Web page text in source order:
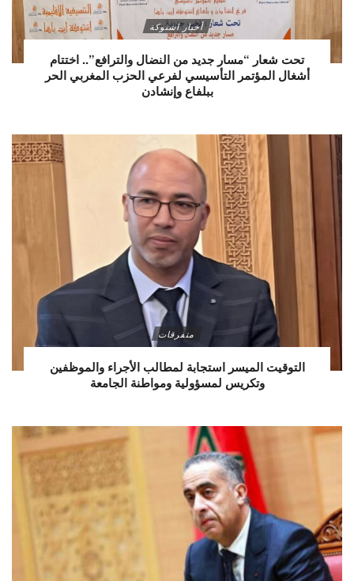
أخبار اشتوكة
تحت شعار “مسار جديد من النضال والترافع”.. اختتام
أشغال المؤتمر التأسيسي لفرعي الحزب المغربي الحر
ببلفاع وإنشادن
متفرقات
التوقيت الميسر استجابة لمطالب الأجراء والموظفين
وتكريس لمسؤولية ومواطنة الجامعة